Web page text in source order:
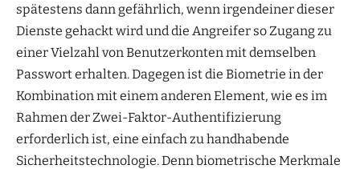
spätestens dann gefährlich, wenn irgendeiner dieser
Dienste gehackt wird und die Angreifer so Zugang zu
einer Vielzahl von Benutzerkonten mit demselben
Passwort erhalten. Dagegen ist die Biometrie in der
Kombination mit einem anderen Element, wie es im
Rahmen der Zwei-Faktor-Authentifizierung
erforderlich ist, eine einfach zu handhabende
Sicherheitstechnologie. Denn biometrische Merkmale